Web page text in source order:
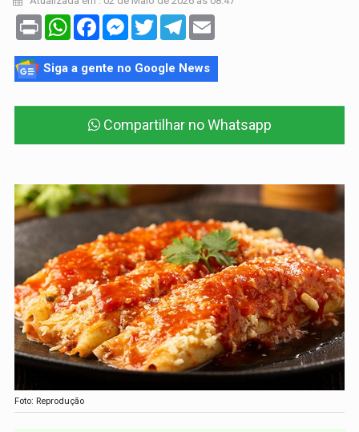
Print WhatsAppFacebookMessenger
TwitterTelegram
Siga a gente no Google News
Compartilhar no Whatsapp
Foto: Reprodução